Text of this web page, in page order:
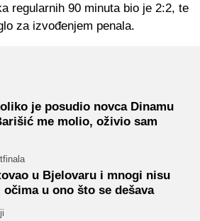
regularnih 90 minuta bio je 2:2, te
za izvođenjem penala.
je posudio novca Dinamu
me molio, oživio sam
u Bjelovaru i mnogi nisu
u ono što se dešava